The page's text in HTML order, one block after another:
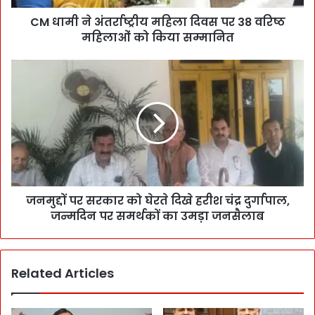
CM धामी ने अंतर्राष्ट्रीय महिला दिवस पर 38 वरिष्ठ
महिलाओं को किया सम्मानित
जनमुद्दों पर सरकार को घेरते दिखे हरीश चंद्र दुर्गापाल,
जन्मदिन पर समर्थकों का उमड़ा जनसैलाब
Related Articles